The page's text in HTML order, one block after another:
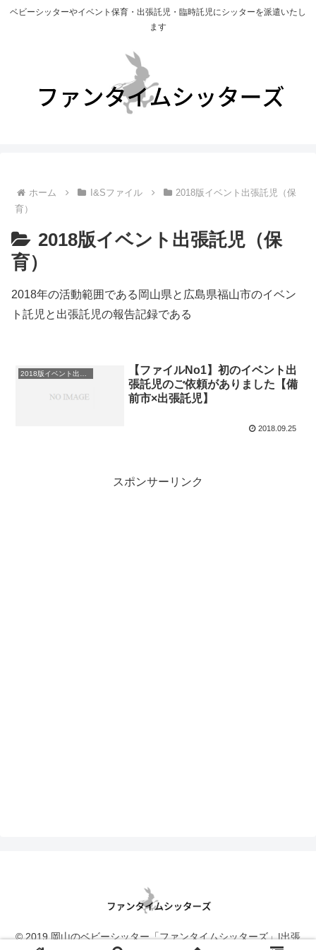
ベビーシッターやイベント保育・出張託児・臨時託児にシッターを派遣いたし
ます
ホーム I&Sファイル
2018版イベント出張託児（保
育）
2018版イベント出張託児（保
育）
2018年の活動範囲である岡山県と広島県福山市のイベン
ト託児と出張託児の報告記録である
【ファイルNo1】初のイベント出
張託児のご依頼がありました【備
前市×出張託児】
2018.09.25
スポンサーリンク
© 2019 岡山のベビーシッター「ファンタイムシッターズ」|出張